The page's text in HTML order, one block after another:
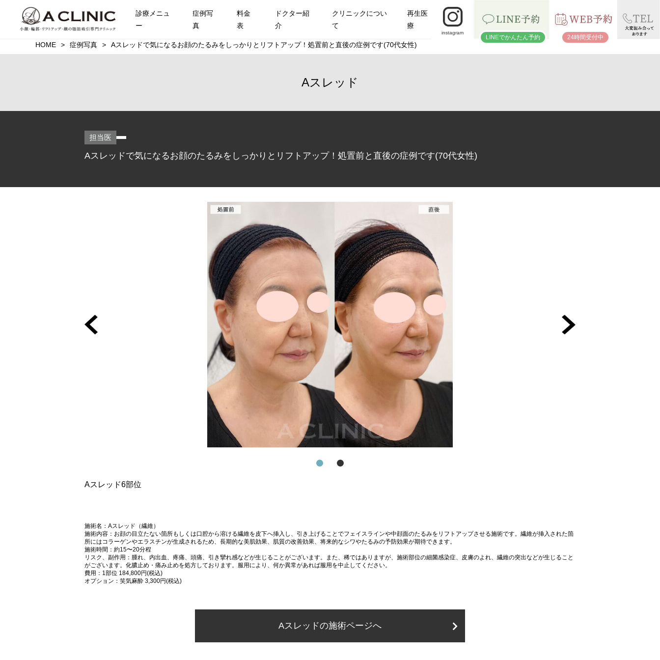
診療メニュ
ー
症例写
真
料金
表
ドクター紹
介
クリニックについ
て
再生医
療
instagram
LINEでかんたん予約 24時間受付中
HOME 症例写真 Aスレッドで気になるお顔のたるみをしっかりとリフトアップ！処置前と直後の症例です(70代女性)
Aスレッド
担当医
Aスレッドで気になるお顔のたるみをしっかりとリフトアップ！処置前と直後の症例です(70代女性)
Aスレッド6部位
施術名：Aスレッド（繊維）
施術内容：お顔の目立たない箇所もしくは口腔から溶ける繊維を皮下へ挿入し、引き上げることでフェイスラインや中顔面のたるみをリフトアップさせる施術です。繊維が挿入された箇
所にはコラーゲンやエラスチンが生成されるため、長期的な美肌効果、肌質の改善効果、将来的なシワやたるみの予防効果が期待できます。
施術時間：約15〜20分程
リスク、副作用：腫れ、内出血、疼痛、頭痛、引き攣れ感などが生じることがございます。また、稀ではありますが、施術部位の細菌感染症、皮膚のよれ、繊維の突出などが生じること
がございます。化膿止め・痛み止めを処方しております。服用により、何か異常があれば服用を中止してください。
費用：1部位 184,800円(税込)
オプション：笑気麻酔 3,300円(税込)
Aスレッドの施術ページへ